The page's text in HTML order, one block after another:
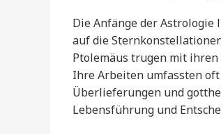
Die Anfänge der Astrologie
auf die
Ptolemäus trugen mit
Ihre Arbeiten umfassten
Überlieferungen und
Lebensführung und